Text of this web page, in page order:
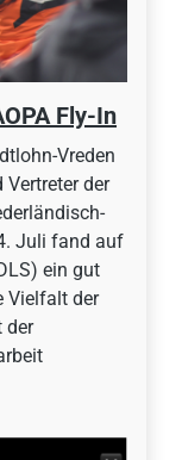
Fly-In
Vreden
der
Juli fand auf
ein gut
Vielfalt der
der